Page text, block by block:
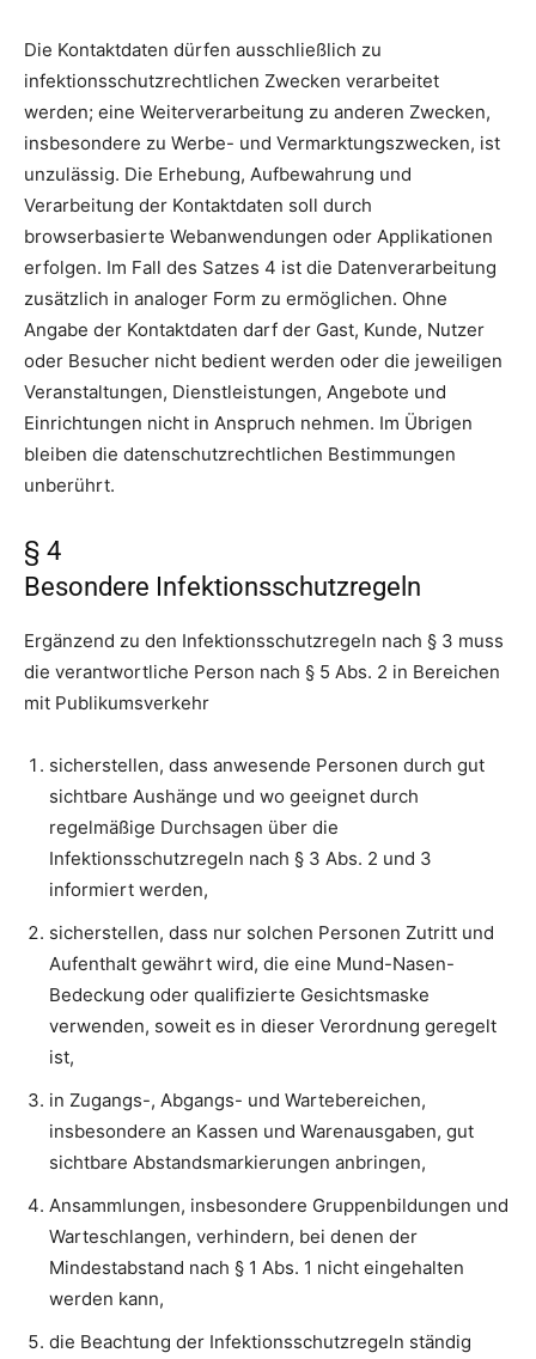
Die Kontaktdaten dürfen ausschließlich zu
infektionsschutzrechtlichen Zwecken verarbeitet
werden; eine Weiterverarbeitung zu anderen Zwecken,
insbesondere zu Werbe- und Vermarktungszwecken, ist
unzulässig. Die Erhebung, Aufbewahrung und
Verarbeitung der Kontaktdaten soll durch
browserbasierte Webanwendungen oder Applikationen
erfolgen. Im Fall des Satzes 4 ist die Datenverarbeitung
zusätzlich in analoger Form zu ermöglichen. Ohne
Angabe der Kontaktdaten darf der Gast, Kunde, Nutzer
oder Besucher nicht bedient werden oder die jeweiligen
Veranstaltungen, Dienstleistungen, Angebote und
Einrichtungen nicht in Anspruch nehmen. Im Übrigen
bleiben die datenschutzrechtlichen Bestimmungen
unberührt.
§ 4
Besondere Infektionsschutzregeln
Ergänzend zu den Infektionsschutzregeln nach § 3 muss
die verantwortliche Person nach § 5 Abs. 2 in Bereichen
mit Publikumsverkehr
sicherstellen, dass anwesende Personen durch gut
sichtbare Aushänge und wo geeignet durch
regelmäßige Durchsagen über die
Infektionsschutzregeln nach § 3 Abs. 2 und 3
informiert werden,
sicherstellen, dass nur solchen Personen Zutritt und
Aufenthalt gewährt wird, die eine Mund-Nasen-
Bedeckung oder qualifizierte Gesichtsmaske
verwenden, soweit es in dieser Verordnung geregelt
ist,
in Zugangs-, Abgangs- und Wartebereichen,
insbesondere an Kassen und Warenausgaben, gut
sichtbare Abstandsmarkierungen anbringen,
Ansammlungen, insbesondere Gruppenbildungen und
Warteschlangen, verhindern, bei denen der
Mindestabstand nach § 1 Abs. 1 nicht eingehalten
werden kann,
die Beachtung der Infektionsschutzregeln ständig